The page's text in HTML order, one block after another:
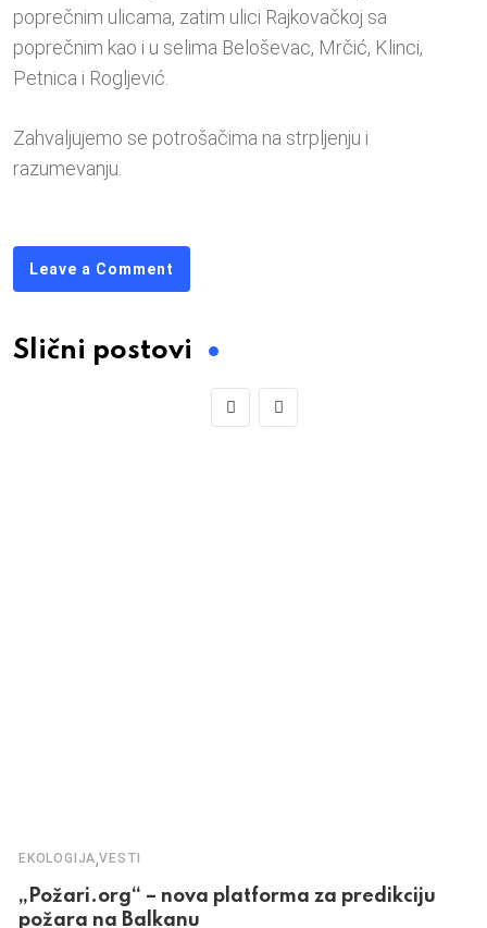
poprečnim ulicama, zatim ulici Rajkovačkoj sa
poprečnim kao i u selima Beloševac, Mrčić, Klinci,
Petnica i Rogljević.
Zahvaljujemo se potrošačima na strpljenju i
razumevanju.
Leave a Comment
Slični postovi
EKOLOGIJA,VESTI
„Požari.org“ – nova platforma za predikciju
požara na Balkanu